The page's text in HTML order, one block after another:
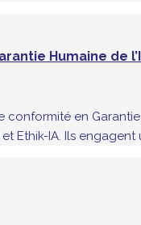
Humaine de
en
et Ethik-IA. Ils